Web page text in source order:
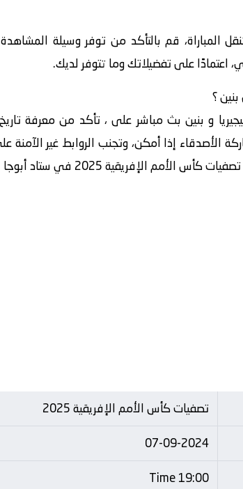
المباراة، قم بالتأكد من توفر وسيلة
اعتمادًا على تفضيلاتك وما تتوفر لديك.
و بنين بث مباشر على ، تأكد من معرفة
الأصدقاء إذا أمكن، وتجنب الروابط غير الآمنة
الأمم الإفريقية 2025 في ستاد أبوجا
تصفيات كأس الأمم الإفريقية 2025
07-09-2024
19:00 Time